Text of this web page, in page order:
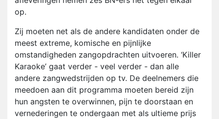
op.
Zij moeten net als de andere kandidaten onder de
meest extreme, komische en pijnlijke
omstandigheden zangopdrachten uitvoeren. ‘Killer
Karaoke’ gaat verder - veel verder - dan alle
andere zangwedstrijden op tv. De deelnemers die
meedoen aan dit programma moeten bereid zijn
hun angsten te overwinnen, pijn te doorstaan en
vernederingen te ondergaan met als ultieme prijs